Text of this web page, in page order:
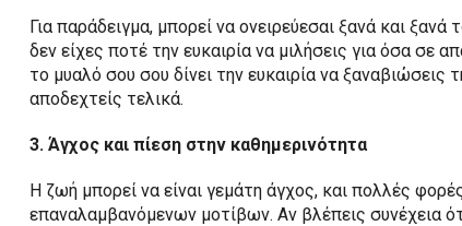
Για παράδειγμα, μπορεί να ονειρεύεσαι ξανά και
δεν είχες ποτέ την ευκαιρία να μιλήσεις για όσα σε
το μυαλό σου σου δίνει την ευκαιρία να
αποδεχτείς τελικά.
3. Άγχος και πίεση στην καθημερινότητα
Η ζωή μπορεί να είναι γεμάτη άγχος, και πολλές
επαναλαμβανόμενων μοτίβων. Αν βλέπεις συνέχεια